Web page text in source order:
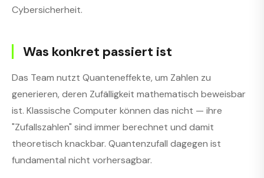
Cybersicherheit.
Was konkret passiert ist
Das Team nutzt Quanteneffekte, um Zahlen zu
generieren, deren Zufälligkeit mathematisch beweisbar
ist. Klassische Computer können das nicht — ihre
"Zufallszahlen" sind immer berechnet und damit
theoretisch knackbar. Quantenzufall dagegen ist
fundamental nicht vorhersagbar.